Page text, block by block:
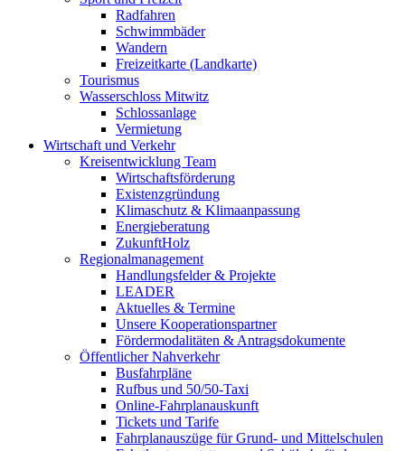
Radfahren
Schwimmbäder
Wandern
Freizeitkarte (Landkarte)
Tourismus
Wasserschloss Mitwitz
Schlossanlage
Vermietung
Wirtschaft und Verkehr
Kreisentwicklung Team
Wirtschaftsförderung
Existenzgründung
Klimaschutz & Klimaanpassung
Energieberatung
ZukunftHolz
Regionalmanagement
Handlungsfelder & Projekte
LEADER
Aktuelles & Termine
Unsere Kooperationspartner
Fördermodalitäten & Antragsdokumente
Öffentlicher Nahverkehr
Busfahrpläne
Rufbus und 50/50-Taxi
Online-Fahrplanauskunft
Tickets und Tarife
Fahrplanauszüge für Grund- und Mittelschulen